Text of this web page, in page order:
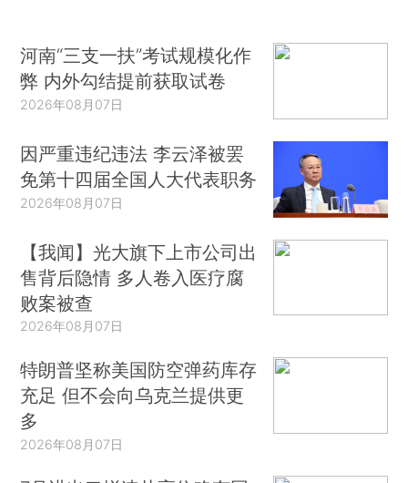
河南“三支一扶”考试规模化作
弊 内外勾结提前获取试卷
2026年08月07日
因严重违纪违法 李云泽被罢
免第十四届全国人大代表职务
2026年08月07日
【我闻】光大旗下上市公司出
售背后隐情 多人卷入医疗腐
败案被查
2026年08月07日
特朗普坚称美国防空弹药库存
充足 但不会向乌克兰提供更
多
2026年08月07日